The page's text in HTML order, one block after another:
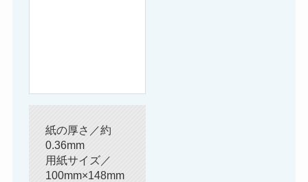
紙の厚さ／約
0.36mm
用紙サイズ／
100mm×148mm